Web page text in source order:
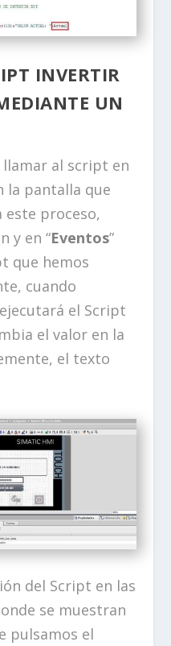
INVERTIR
UN
llamar al script en
la pantalla que
este proceso,
y en “Eventos”
que hemos
cuando
el Script
el valor en la
el texto
del Script en las
se muestran
pulsamos el